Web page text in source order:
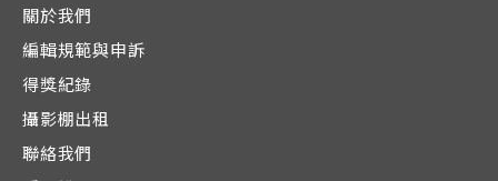
關於我們
編輯規範與申訴
得獎紀錄
攝影棚出租
聯絡我們